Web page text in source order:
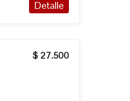
Detalle
$ 27.500